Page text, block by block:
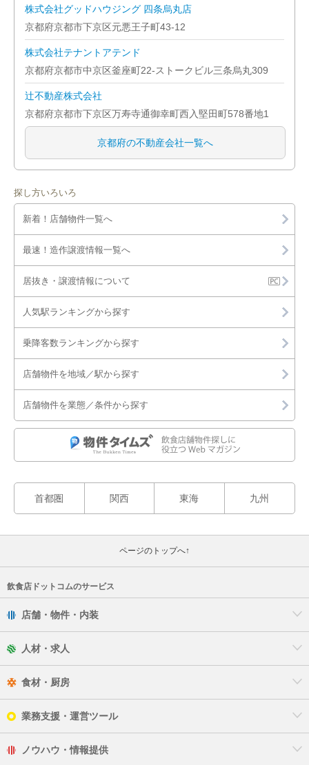
株式会社グッドハウジング 四条烏丸店
京都府京都市下京区元悪王子町43-12
株式会社テナントアテンド
京都府京都市中京区釜座町22-ストークビル三条烏丸309
辻不動産株式会社
京都府京都市下京区万寿寺通御幸町西入堅田町578番地1
京都府の不動産会社一覧へ
探し方いろいろ
新着！店舗物件一覧へ
最速！造作譲渡情報一覧へ
居抜き・譲渡情報について
人気駅ランキングから探す
乗降客数ランキングから探す
店舗物件を地域／駅から探す
店舗物件を業態／条件から探す
首都圏 関西 東海 九州
ページのトップへ↑
飲食店ドットコムのサービス
店舗・物件・内装
人材・求人
食材・厨房
業務支援・運営ツール
ノウハウ・情報提供